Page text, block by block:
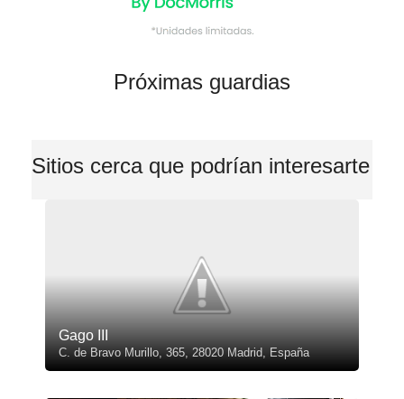
Próximas guardias
Sitios cerca que podrían interesarte
Gago III
C. de Bravo Murillo, 365, 28020 Madrid, España